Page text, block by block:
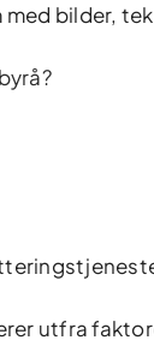
bilder,
utfra